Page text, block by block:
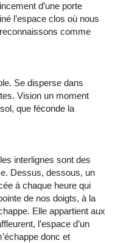
d’une porte
l’espace clos où nous
comme
Se disperse dans
Vision un moment
que féconde la
interlignes sont des
Dessus, dessous, un
à chaque heure qui
de nos doigts, à la
Elle appartient aux
l’espace d’un
donc et